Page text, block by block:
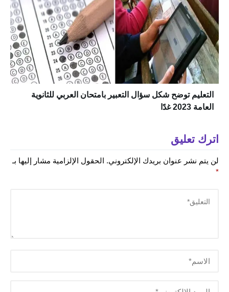
التعليم توضح شكل سؤال التعبير بامتحان العربي للثانوية
العامة 2023 غدًا
اترك تعليق
لن يتم نشر عنوان بريدك الإلكتروني. الحقول الإلزامية مشار إليها بـ
*